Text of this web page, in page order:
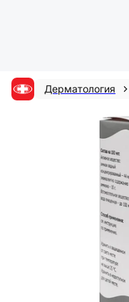
Дерматология